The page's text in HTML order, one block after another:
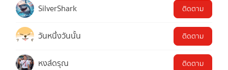
SilverShark ติดตาม
วันหนึ่งวันนั้น ติดตาม
หงส์ดรุณ ติดตาม